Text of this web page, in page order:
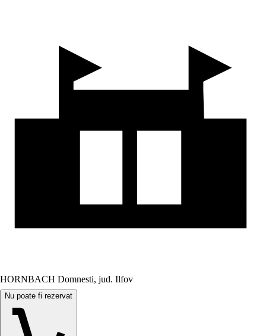
HORNBACH Domnesti, jud. Ilfov
Nu poate fi rezervat